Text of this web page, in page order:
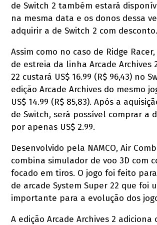
de Switch 2 também estará
na mesma data e os donos dessa
adquirir a de Switch 2 com desconto.
Assim como no caso de Ridge
de estreia da linha Arcade Archives
22 custará US$ 16.99 (R$ 96,43) no
edição Arcade Archives do mesmo
US$ 14.99 (R$ 85,83). Após a
de Switch, será possível comprar a
por apenas US$ 2.99.
Desenvolvido pela NAMCO, Air
combina simulador de voo 3D com
focado em tiros. O jogo foi feito
de arcade System Super 22 que foi
importante para a evolução dos
A edição Arcade Archives 2 adiciona